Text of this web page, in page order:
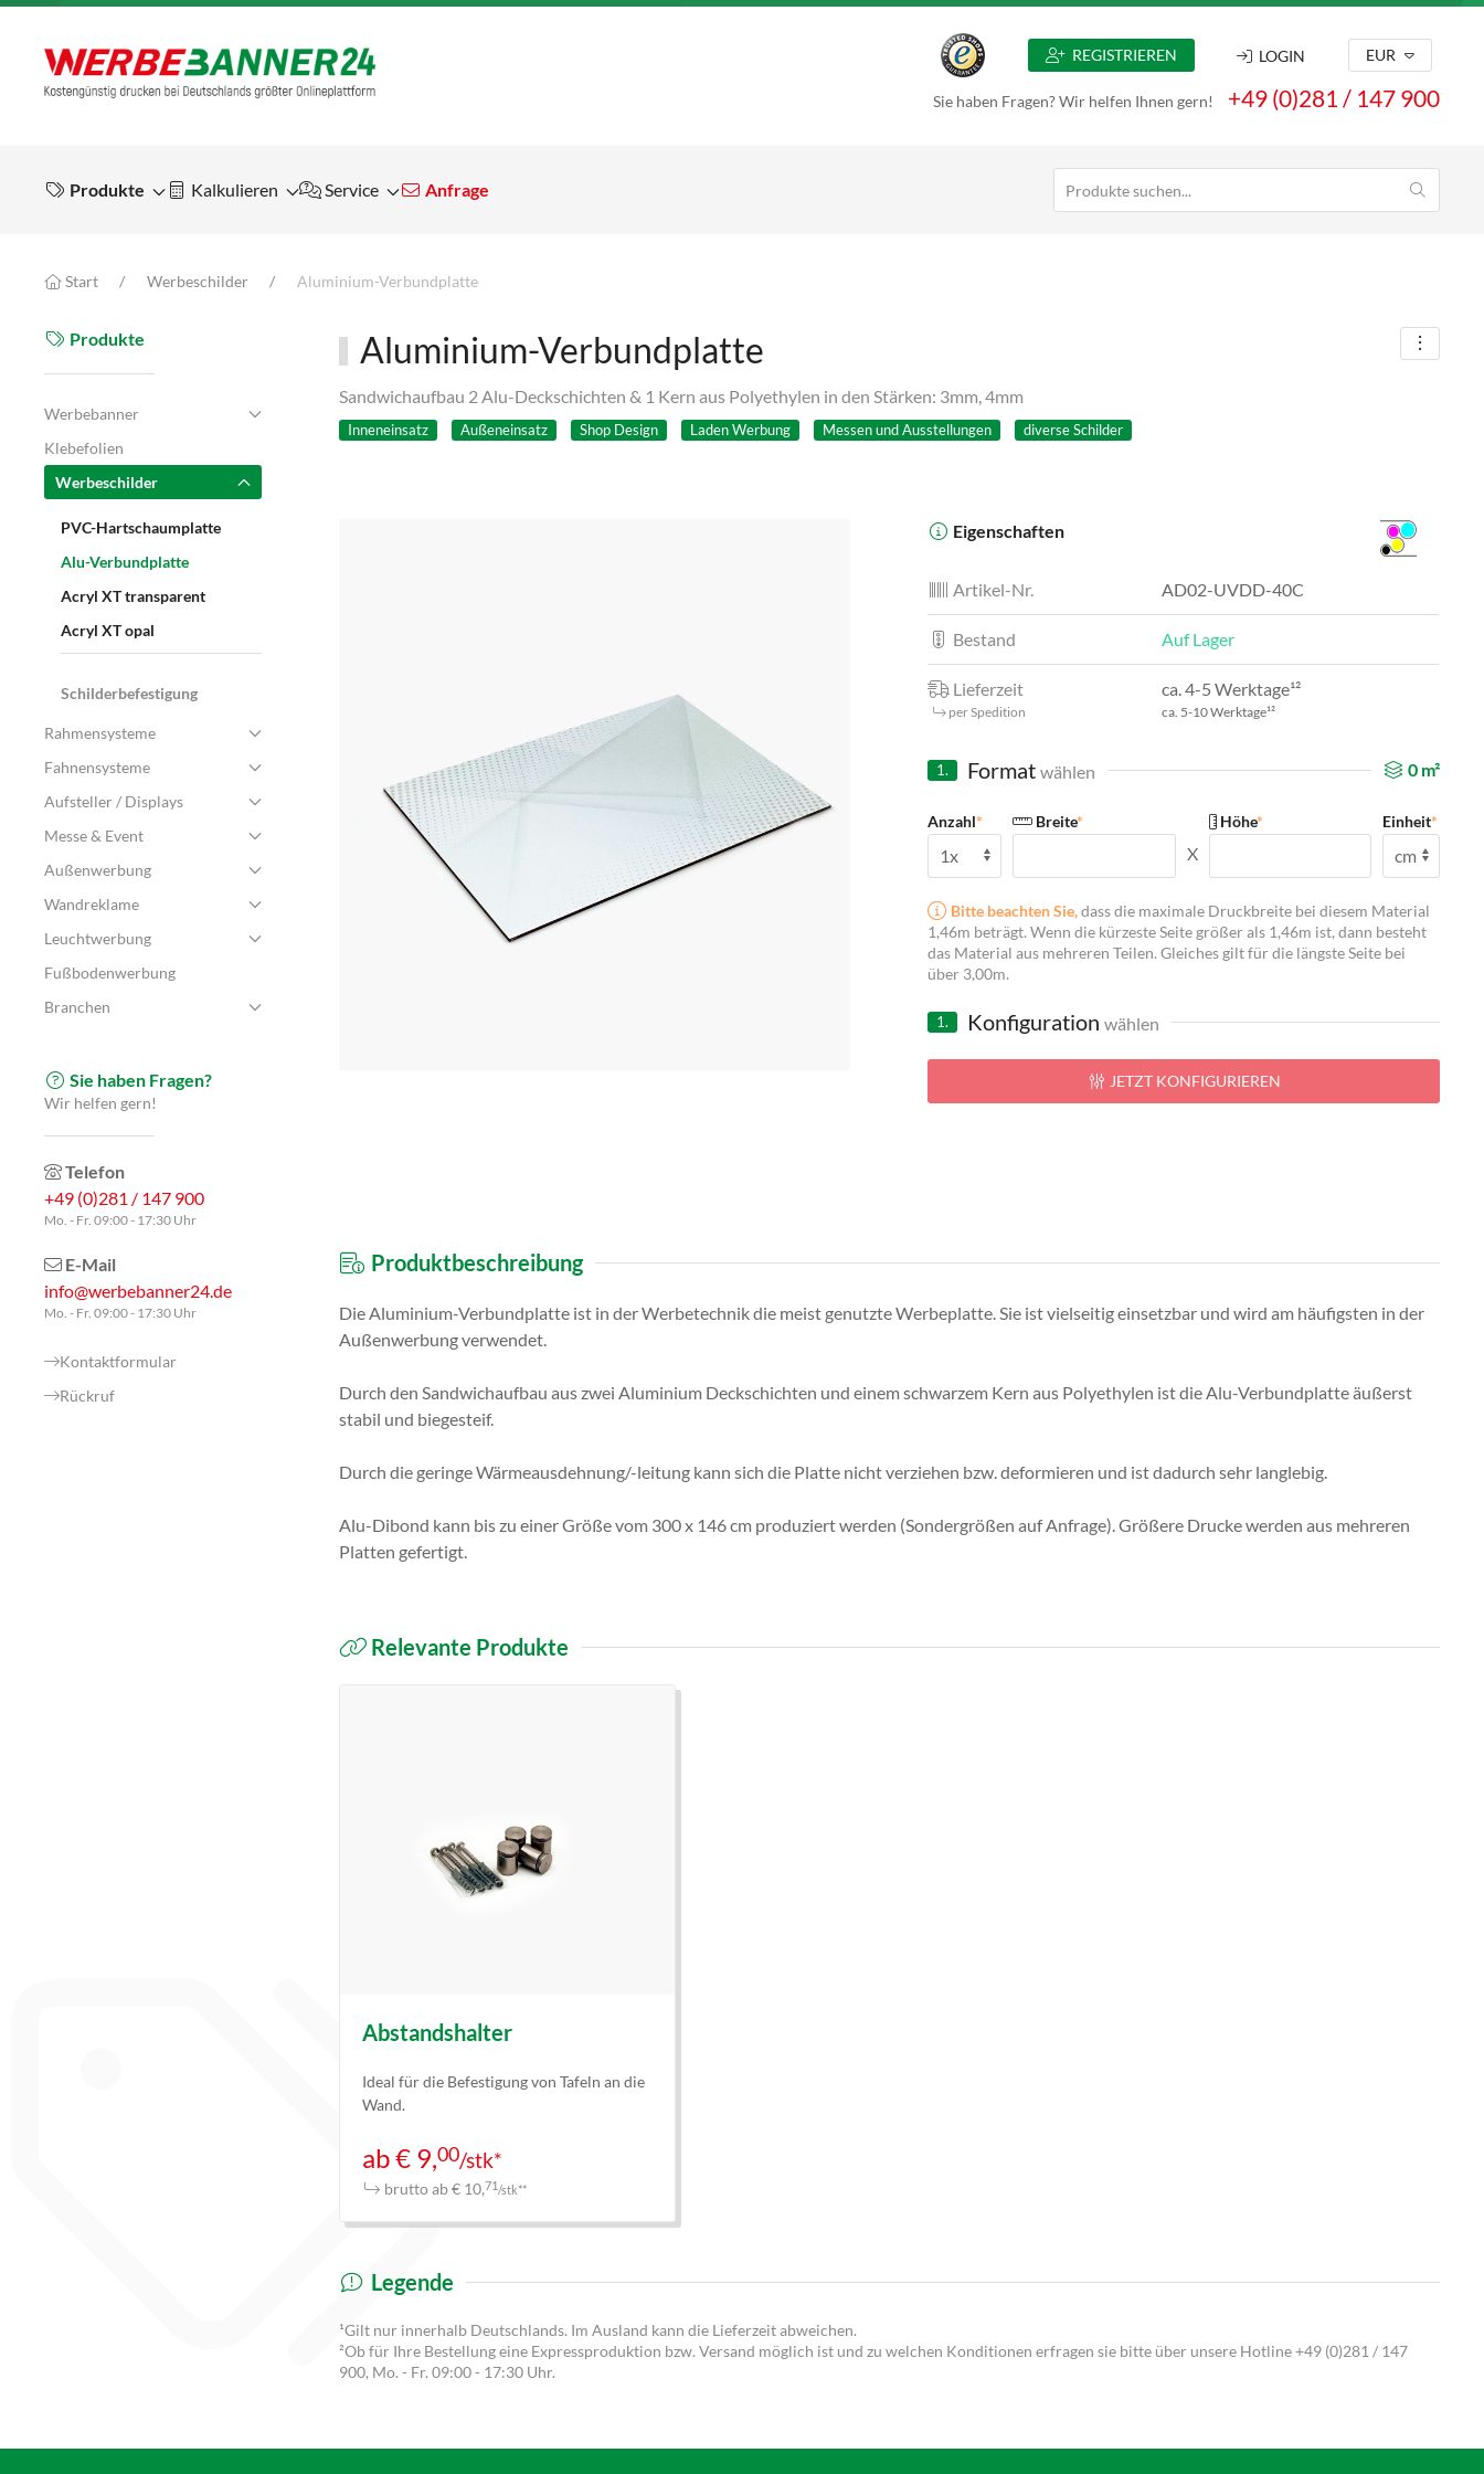
REGISTRIEREN LOGIN EUR
Sie haben Fragen? Wir helfen Ihnen gern! +49 (0)281 / 147 900
Produkte Kalkulieren Service Anfrage
Start Werbeschilder Aluminium-Verbundplatte
Produkte
Werbebanner
Klebefolien
Werbeschilder
PVC-Hartschaumplatte
Alu-Verbundplatte
Acryl XT transparent
Acryl XT opal
Schilderbefestigung
Rahmensysteme
Fahnensysteme
Aufsteller / Displays
Messe & Event
Außenwerbung
Wandreklame
Leuchtwerbung
Fußbodenwerbung
Branchen
Sie haben Fragen?
Wir helfen gern!
Telefon
+49 (0)281 / 147 900
Mo. - Fr. 09:00 - 17:30 Uhr
E-Mail
info@werbebanner24.de
Mo. - Fr. 09:00 - 17:30 Uhr
Kontaktformular
Rückruf
Aluminium-Verbundplatte
Sandwichaufbau 2 Alu-Deckschichten & 1 Kern aus Polyethylen in den Stärken: 3mm, 4mm
Inneneinsatz Außeneinsatz Shop Design Laden Werbung Messen und Ausstellungen diverse Schilder
Eigenschaften
Artikel-Nr. AD02-UVDD-40C
Bestand Auf Lager
Lieferzeit
per Spedition
ca. 4-5 Werktage¹²
ca. 5-10 Werktage¹²
1. Formatwählen 0 m²
Anzahl* Breite*
X
Höhe* Einheit*
Bitte beachten Sie,dass die maximale Druckbreite bei diesem Material
1,46m beträgt. Wenn die kürzeste Seite größer als 1,46m ist, dann besteht
das Material aus mehreren Teilen. Gleiches gilt für die längste Seite bei
über 3,00m.
1. Konfigurationwählen
JETZT KONFIGURIEREN
Produktbeschreibung
Die Aluminium-Verbundplatte ist in der Werbetechnik die meist genutzte Werbeplatte. Sie ist vielseitig einsetzbar und wird am häufigsten in der
Außenwerbung verwendet.
Durch den Sandwichaufbau aus zwei Aluminium Deckschichten und einem schwarzem Kern aus Polyethylen ist die Alu-Verbundplatte äußerst
stabil und biegesteif.
Durch die geringe Wärmeausdehnung/-leitung kann sich die Platte nicht verziehen bzw. deformieren und ist dadurch sehr langlebig.
Alu-Dibond kann bis zu einer Größe vom 300 x 146 cm produziert werden (Sondergrößen auf Anfrage). Größere Drucke werden aus mehreren
Platten gefertigt.
Relevante Produkte
Abstandshalter
Ideal für die Befestigung von Tafeln an die
Wand.
ab € 9,00/stk*
brutto ab € 10,71 /stk**
Legende
¹Gilt nur innerhalb Deutschlands. Im Ausland kann die Lieferzeit abweichen.
²Ob für Ihre Bestellung eine Expressproduktion bzw. Versand möglich ist und zu welchen Konditionen erfragen sie bitte über unsere Hotline+49 (0)281 / 147
900, Mo. - Fr. 09:00 - 17:30 Uhr.